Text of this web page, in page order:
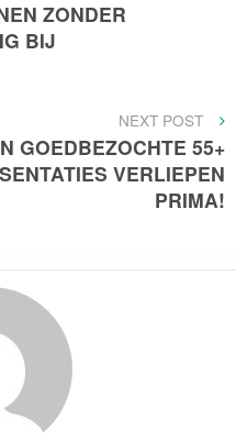
ZONDER
BIJ
NEXT
POST
NEXT POST
GOEDBEZOCHTE 55+
VERLIEPEN
PRIMA!